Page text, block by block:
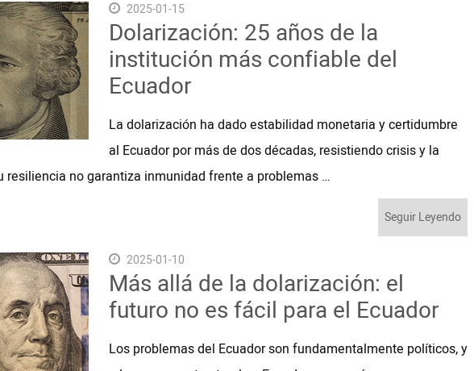
2025-01-15
Dolarización: 25 años de la
institución más confiable del
Ecuador
La dolarización ha dado estabilidad monetaria y certidumbre
al Ecuador por más de dos décadas, resistiendo crisis y la
resiliencia no garantiza inmunidad frente a problemas …
Seguir Leyendo
2025-01-10
Más allá de la dolarización: el
futuro no es fácil para el Ecuador
Los problemas del Ecuador son fundamentalmente políticos, y